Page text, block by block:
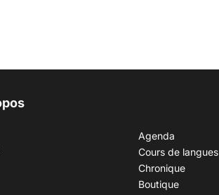
Agenda
Cours de langues
Chronique
Boutique